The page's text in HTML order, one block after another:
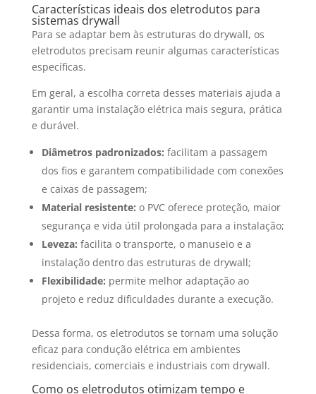
Características ideais dos eletrodutos para
sistemas drywall
Para se adaptar bem às estruturas do drywall, os
eletrodutos precisam reunir algumas características
específicas.
Em geral, a escolha correta desses materiais ajuda a
garantir uma instalação elétrica mais segura, prática
e durável.
Diâmetros padronizados: facilitam a passagem
dos fios e garantem compatibilidade com conexões
e caixas de passagem;
Material resistente: o PVC oferece proteção, maior
segurança e vida útil prolongada para a instalação;
Leveza: facilita o transporte, o manuseio e a
instalação dentro das estruturas de drywall;
Flexibilidade: permite melhor adaptação ao
projeto e reduz dificuldades durante a execução.
Dessa forma, os eletrodutos se tornam uma solução
eficaz para condução elétrica em ambientes
residenciais, comerciais e industriais com drywall.
Como os eletrodutos otimizam tempo e